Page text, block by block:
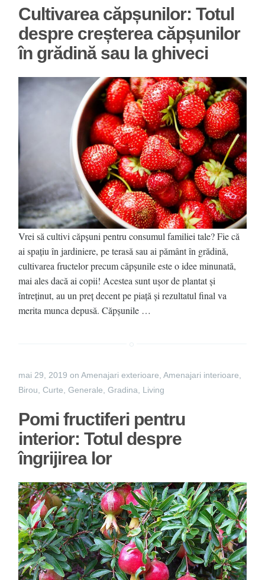
Cultivarea căpșunilor: Totul
despre creșterea căpșunilor
în grădină sau la ghiveci
Vrei să cultivi căpșuni pentru consumul familiei tale? Fie că
ai spațiu în jardiniere, pe terasă sau ai pământ în grădină,
cultivarea fructelor precum căpșunile este o idee minunată,
mai ales dacă ai copii! Acestea sunt ușor de plantat și
întreținut, au un preț decent pe piață și rezultatul final va
merita munca depusă. Căpșunile …
mai 29, 2019 on Amenajari exterioare Amenajari interioare
Birou Curte Generale Gradina Living
Pomi fructiferi pentru
interior: Totul despre
îngrijirea lor